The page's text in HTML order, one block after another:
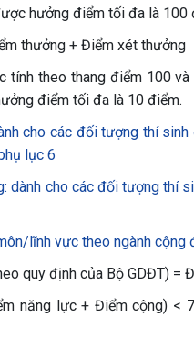
hưởng điểm tối đa là 100
thưởng + Điểm xét thưởng
tính theo thang điểm 100
điểm tối đa là 10 điểm.
cho các đối tượng thí
lục 6
dành cho các đối tượng thí
lĩnh vực theo ngành
quy định của Bộ GDĐT) =
năng lực + Điểm cộng)